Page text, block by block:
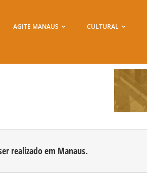
AGITE MANAUS CULTURAL
realizado em Manaus.